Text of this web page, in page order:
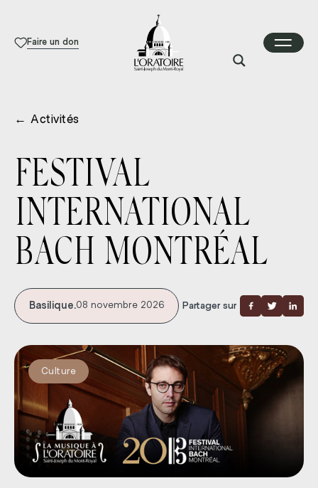
Faire un don
← Activités
FESTIVAL
INTERNATIONAL
BACH MONTRÉAL
Basilique.08 novembre 2026 Partager sur
Culture